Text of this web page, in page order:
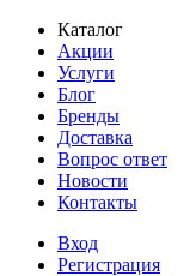
Каталог
Акции
Услуги
Блог
Бренды
Доставка
Вопрос ответ
Новости
Контакты
Вход
Регистрация